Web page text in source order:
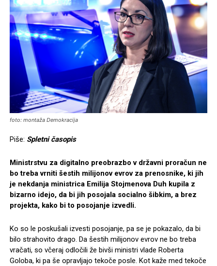
foto: montaža Demokracija
Piše: Spletni časopis
Ministrstvu za digitalno preobrazbo v državni proračun ne
bo treba vrniti šestih milijonov evrov za prenosnike, ki jih
je nekdanja ministrica Emilija Stojmenova Duh kupila z
bizarno idejo, da bi jih posojala socialno šibkim, a brez
projekta, kako bi to posojanje izvedli.
Ko so le poskušali izvesti posojanje, pa se je pokazalo, da bi
bilo strahovito drago. Da šestih milijonov evrov ne bo treba
vračati, so včeraj odločili že bivši ministri vlade Roberta
Goloba, ki pa še opravljajo tekoče posle. Kot kaže med tekoče